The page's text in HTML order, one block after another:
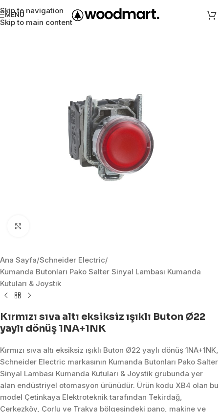
Skip to navigation
Skip to main content
MENÜ
Ana Sayfa/Schneider Electric/
Kumanda Butonları Pako Salter Sinyal Lambası Kumanda
Kutuları & Joystik
Kırmızı sıva altı eksiksiz ışıklı Buton Ø22
yaylı dönüş 1NA+1NK
Kırmızı sıva altı eksiksiz ışıklı Buton Ø22 yaylı dönüş 1NA+1NK,
Schneider Electric markasının Kumanda Butonları Pako Salter
Sinyal Lambası Kumanda Kutuları & Joystik grubunda yer
alan endüstriyel otomasyon ürünüdür. Ürün kodu XB4 olan bu
model Çetinkaya Elektroteknik tarafından Tekirdağ,
Çerkezköy, Çorlu ve Trakya bölgesindeki pano, makine ve